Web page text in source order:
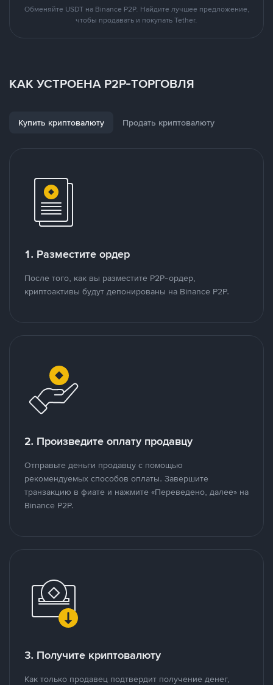
Обменяйте USDT на Binance P2P. Найдите лучшее предложение,
чтобы продавать и покупать Tether.
КАК УСТРОЕНА P2P-ТОРГОВЛЯ
Купить криптовалюту Продать криптовалюту
1. Разместите ордер
После того, как вы разместите P2P-ордер,
криптоактивы будут депонированы на Binance P2P.
2. Произведите оплату продавцу
Отправьте деньги продавцу с помощью
рекомендуемых способов оплаты. Завершите
транзакцию в фиате и нажмите «Переведено, далее» на
Binance P2P.
3. Получите криптовалюту
Как только продавец подтвердит получение денег,